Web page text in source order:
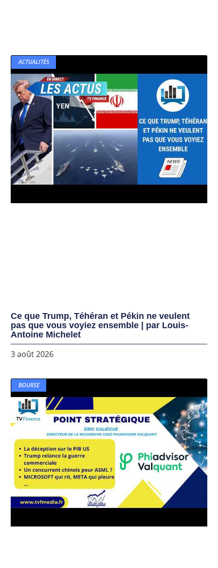
ACTUALITÉS
Ce que Trump, Téhéran et Pékin ne veulent
pas que vous voyiez ensemble | par Louis-
Antoine Michelet
3 août 2026
BOURSE